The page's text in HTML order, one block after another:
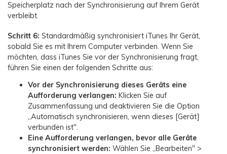
Speicherplatz nach der Synchronisierung auf Ihrem Gerät
verbleibt.
Schritt 6: Standardmäßig synchronisiert iTunes Ihr Gerät,
sobald Sie es mit Ihrem Computer verbinden. Wenn Sie
möchten, dass iTunes Sie vor der Synchronisierung fragt,
führen Sie einen der folgenden Schritte aus:
Vor der Synchronisierung dieses Geräts eine
Aufforderung verlangen: Klicken Sie auf
Zusammenfassung und deaktivieren Sie die Option
„Automatisch synchronisieren, wenn dieses [Gerät]
verbunden ist".
Eine Aufforderung verlangen, bevor alle Geräte
synchronisiert werden: Wählen Sie „Bearbeiten" >